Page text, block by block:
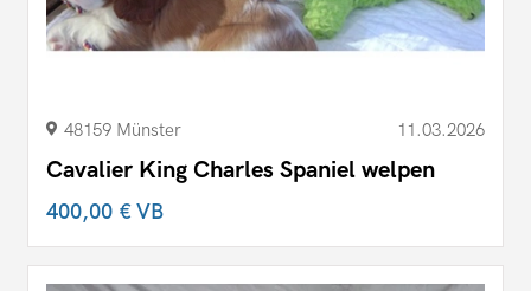
48159 Münster 11.03.2026
Cavalier King Charles Spaniel welpen
400,00 €VB